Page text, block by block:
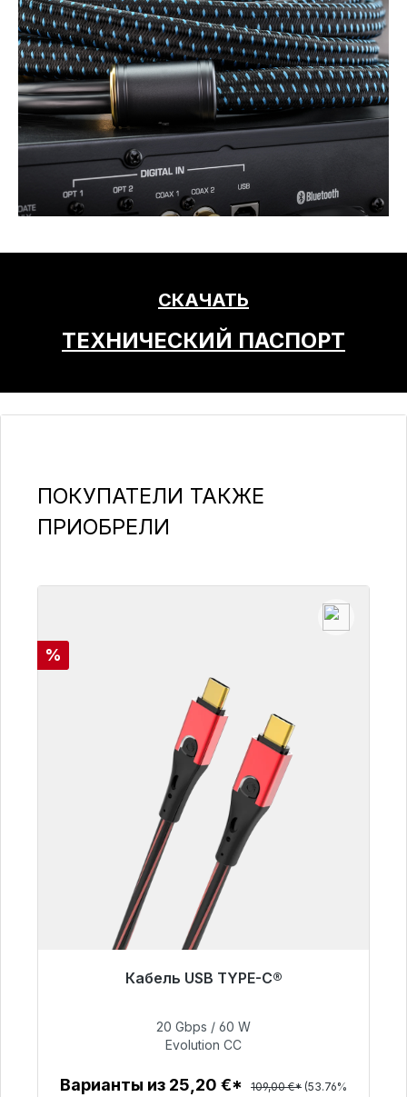
СКАЧАТЬ
ТЕХНИЧЕСКИЙ ПАСПОРТ
Пропустить галерею продуктов
ПОКУПАТЕЛИ ТАКЖЕ
ПРИОБРЕЛИ
Скидка
%
Кабель USB TYPE-C®
поставки 48 часов*
20 Gbps / 60 W
Evolution CC
Варианты из 25,20 €* 109,00 €* (53.76%